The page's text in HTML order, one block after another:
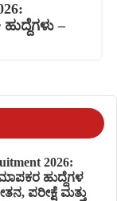
–
2026:
ಹುದ್ದೆಗಳ
ಪರೀಕ್ಷೆ ಮತ್ತು